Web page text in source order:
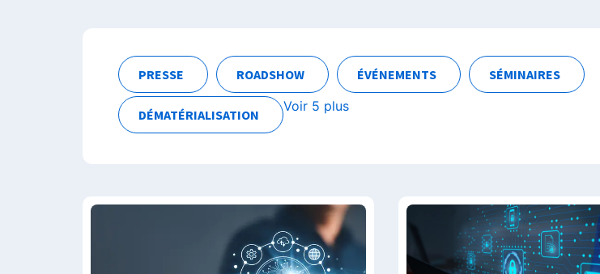
PRESSE ROADSHOW ÉVÉNEMENTS SÉMINAIRES
DÉMATÉRIALISATION
Voir 5 plus